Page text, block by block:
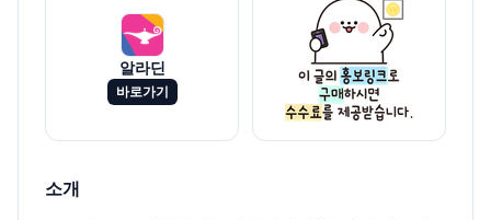
알라딘
바로가기
소개